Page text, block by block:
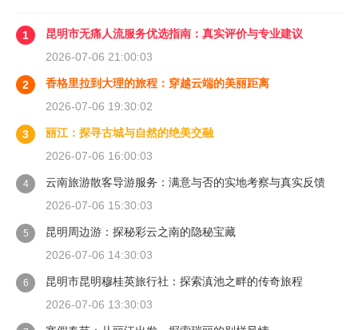
1
昆明市无痛人流服务优选指南：真实评价与专业建议
2026-07-06 21:00:03
2
香格里拉到大理的旅程：穿越云端的美丽距离
2026-07-06 19:30:02
3
丽江：探寻古城与自然的绝美交融
2026-07-06 16:00:03
4
云南旅游散客导游服务：满意与否的实地考察与真实反馈
2026-07-06 15:30:03
5
昆明周边游：探秘彩云之南的隐秘宝藏
2026-07-06 14:30:03
6
昆明市昆明穆桂英旅行社：探索滇池之畔的传奇旅程
2026-07-06 13:30:03